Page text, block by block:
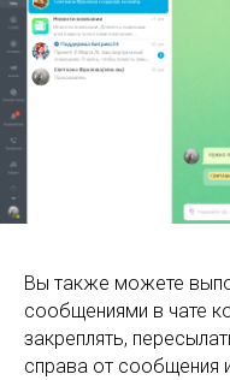
Вы также можете
сообщениями в чате
закреплять,
справа от сообщения